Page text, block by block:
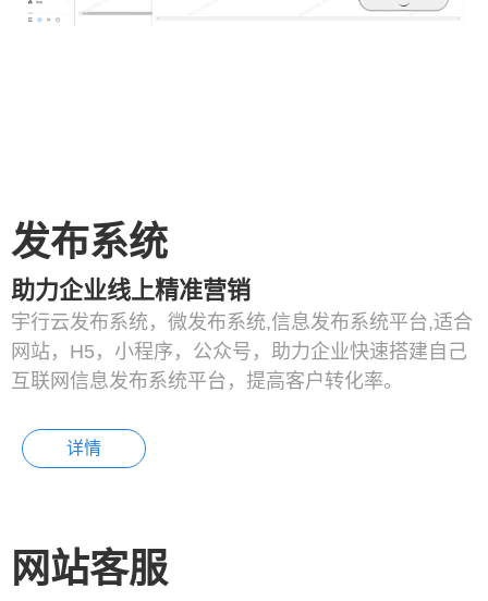
发布系统
助力企业线上精准营销
宇行云发布系统，微发布系统,信息发布系统平台,适合
网站，H5，小程序，公众号，助力企业快速搭建自己
互联网信息发布系统平台，提高客户转化率。
详情
网站客服